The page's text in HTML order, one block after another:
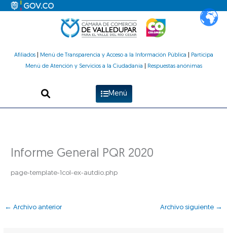
Afiliados| Menú de Transparencia y Acceso a la Información Pública
Participa
Menú de Atención y Servicios a la Ciudadanía
Respuestas anónimas
Menú
Informe General PQR 2020
page-template-1col-ex-autdio.php
← Archivo anterior Archivo siguiente →